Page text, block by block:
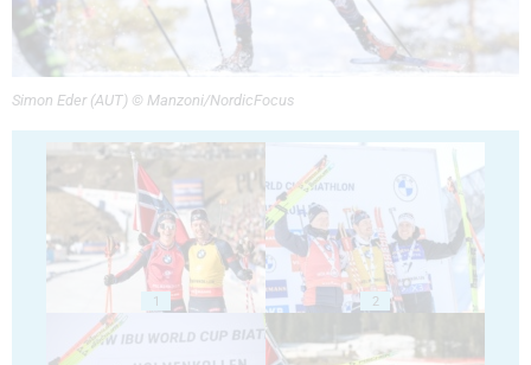
Simon Eder (AUT) © Manzoni/NordicFocus
1 2